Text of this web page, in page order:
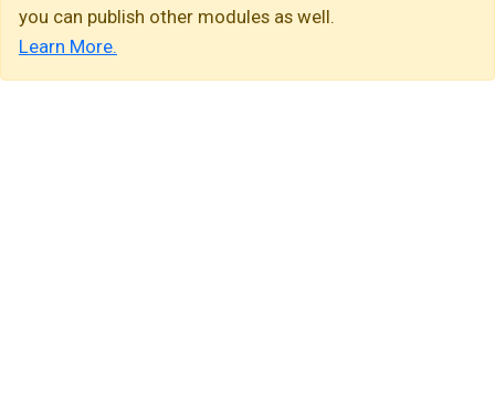
you can publish other modules as well.
Learn More.